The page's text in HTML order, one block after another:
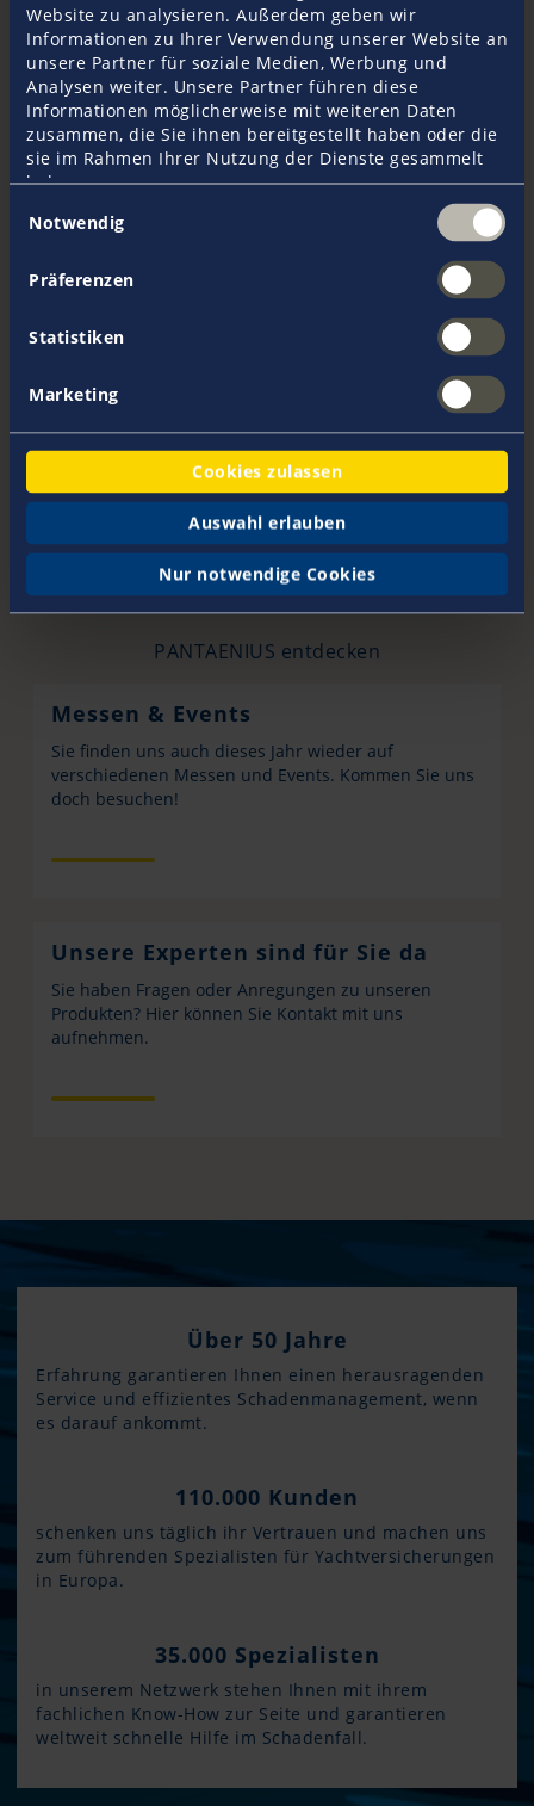
Website zu analysieren. Außerdem geben wir
Informationen zu Ihrer Verwendung unserer Website an
unsere Partner für soziale Medien, Werbung und
Analysen weiter. Unsere Partner führen diese
Informationen möglicherweise mit weiteren Daten
zusammen, die Sie ihnen bereitgestellt haben oder die
sie im Rahmen Ihrer Nutzung der Dienste gesammelt
haben.
Notwendig
Präferenzen
Statistiken
Marketing
Cookies zulassen
Auswahl erlauben
Nur notwendige Cookies
E-Mail senden
PANTAENIUS entdecken
Messen & Events
Sie finden uns auch dieses Jahr wieder auf
verschiedenen Messen und Events. Kommen Sie uns
doch besuchen!
Unsere Experten sind für Sie da
Sie haben Fragen oder Anregungen zu unseren
Produkten? Hier können Sie Kontakt mit uns
aufnehmen.
Über 50 Jahre
Erfahrung garantieren Ihnen einen herausragenden
Service und effizientes Schadenmanagement, wenn
es darauf ankommt.
110.000 Kunden
schenken uns täglich ihr Vertrauen und machen uns
zum führenden Spezialisten für Yachtversicherungen
in Europa.
35.000 Spezialisten
in unserem Netzwerk stehen Ihnen mit ihrem
fachlichen Know-How zur Seite und garantieren
weltweit schnelle Hilfe im Schadenfall.